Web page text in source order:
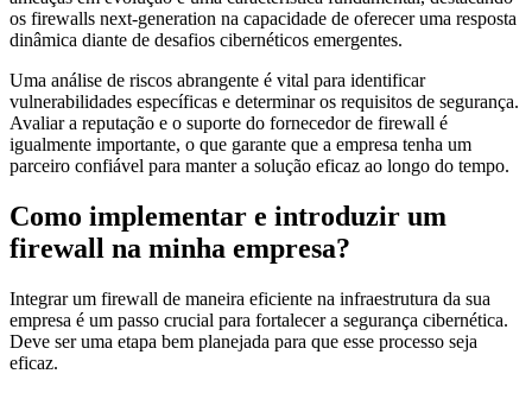
os firewalls next-generation na capacidade de oferecer uma resposta
dinâmica diante de desafios cibernéticos emergentes.
Uma análise de riscos abrangente é vital para identificar
vulnerabilidades específicas e determinar os requisitos de segurança.
Avaliar a reputação e o suporte do fornecedor de firewall é
igualmente importante, o que garante que a empresa tenha um
parceiro confiável para manter a solução eficaz ao longo do tempo.
Como implementar e introduzir um
firewall na minha empresa?
Integrar um firewall de maneira eficiente na infraestrutura da sua
empresa é um passo crucial para fortalecer a segurança cibernética.
Deve ser uma etapa bem planejada para que esse processo seja
eficaz.